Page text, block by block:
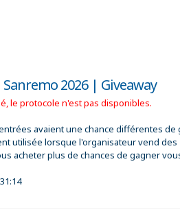
2026 | Giveaway
le protocole n'est pas disponibles.
avaient une chance différentes de
utilisée lorsque l'organisateur vend des
acheter plus de chances de gagner